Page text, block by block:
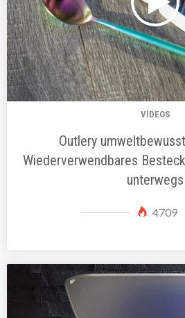
VIDEOS
Outlery
Wiederverwendbares
unterwegs
4709